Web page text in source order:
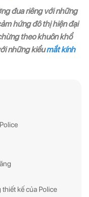
đua riêng với những
hứng đô thị hiện đại
theo khuôn khổ
những kiểumắt kính
kế của Police